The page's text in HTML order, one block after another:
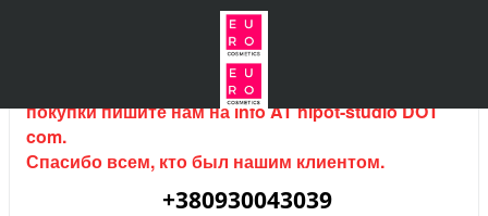
Интернет магазин (данный сайт) продается, для
покупки пишите нам наinfo AT hipot-studio DOT
com.
Спасибо всем, кто был нашим клиентом.
+380930043039